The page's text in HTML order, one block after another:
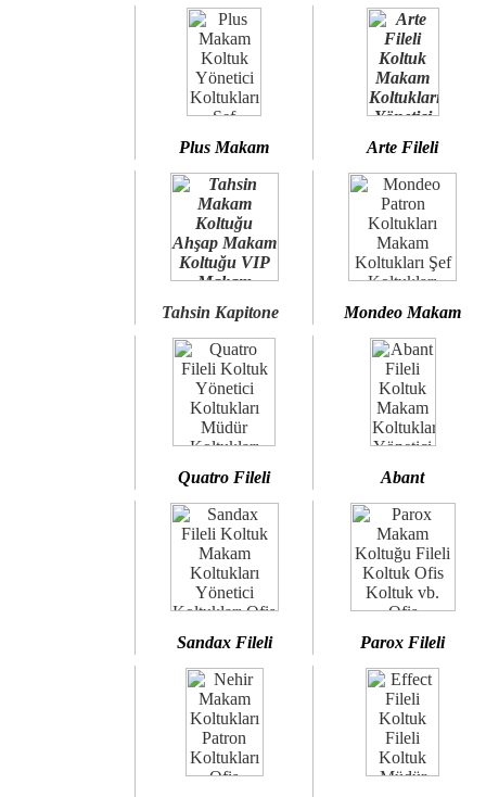
Plus Makam Arte Fileli
Tahsin Kapitone Mondeo Makam
Quatro Fileli Abant
Sandax Fileli Parox Fileli